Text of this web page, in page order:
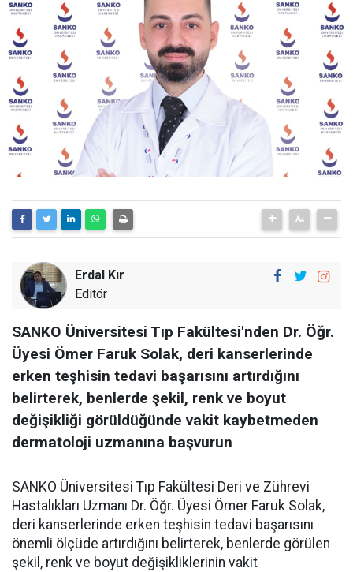
Erdal Kır
Editör
SANKO Üniversitesi Tıp Fakültesi'nden Dr. Öğr.
Üyesi Ömer Faruk Solak, deri kanserlerinde
erken teşhisin tedavi başarısını artırdığını
belirterek, benlerde şekil, renk ve boyut
değişikliği görüldüğünde vakit kaybetmeden
dermatoloji uzmanına başvurun
SANKO Üniversitesi Tıp Fakültesi Deri ve Zührevi
Hastalıkları Uzmanı Dr. Öğr. Üyesi Ömer Faruk Solak,
deri kanserlerinde erken teşhisin tedavi başarısını
önemli ölçüde artırdığını belirterek, benlerde görülen
şekil, renk ve boyut değişikliklerinin vakit